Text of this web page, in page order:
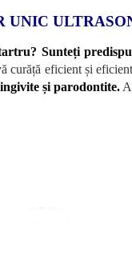
UNIC
Sunteți
curăță eficient și
și parodontite.